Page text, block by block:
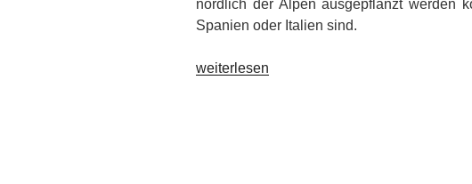
nördlich der Alpen ausgepflanzt werden
Spanien oder Italien sind.
„Mediterrane
weiterlesen